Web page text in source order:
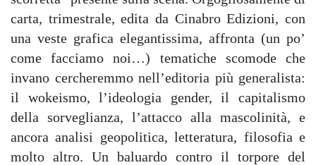
carta, trimestrale, edita da Cinabro Edizioni, con
una veste grafica elegantissima, affronta (un po’
come facciamo noi…) tematiche scomode che
invano cercheremmo nell’editoria più generalista:
il wokeismo, l’ideologia gender, il capitalismo
della sorveglianza, l’attacco alla mascolinità, e
ancora analisi geopolitica, letteratura, filosofia e
molto altro. Un baluardo contro il torpore del